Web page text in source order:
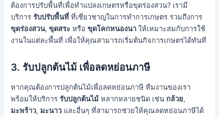
ต้องการปรับพื้นที่เพื่อทำแปลงเกษตรหรือขุดร่องสวน? เรามี
บริการรับปรับพื้นที่ ที่เชี่ยวชาญในการทำการเกษตร รวมถึงการ
ขุดร่องสวน,ขุดสระ หรือขุดโคกหนองนา ให้เหมาะสมกับการใช้
งานในแต่ละพื้นที่ เพื่อให้คุณสามารถเริ่มต้นกิจการเกษตรได้ทันที
3. รับปลูกต้นไม้ เพื่อลดหย่อนภาษี
หากคุณต้องการปลูกต้นไม้เพื่อลดหย่อนภาษี ทีมงานของเรา
พร้อมให้บริการรับปลูกต้นไม้ หลากหลายชนิด เช่น กล้วย,
มะพร้าว, มะนาว และอื่นๆ ที่สามารถช่วยให้คุณลดหย่อนภาษีได้